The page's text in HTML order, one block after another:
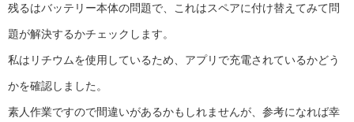
残るはバッテリー本体の問題で、これはスペアに付け替えてみて問
題が解決するかチェックします。
私はリチウムを使用しているため、アプリで充電されているかどう
かを確認しました。
素人作業ですので間違いがあるかもしれませんが、参考になれば幸